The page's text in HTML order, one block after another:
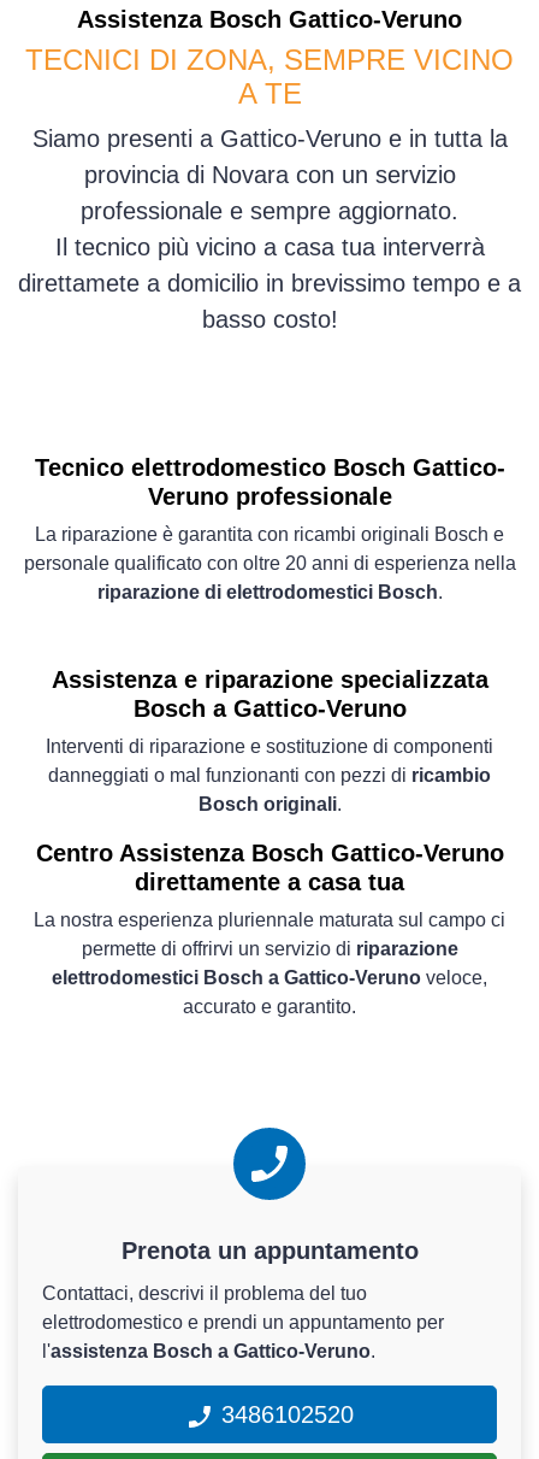
Assistenza Bosch Gattico-Veruno
TECNICI DI ZONA, SEMPRE VICINO
A TE
Siamo presenti a Gattico-Veruno e in tutta la
provincia di Novara con un servizio
professionale e sempre aggiornato.
Il tecnico più vicino a casa tua interverrà
direttamete a domicilio in brevissimo tempo e a
basso costo!
Tecnico elettrodomestico Bosch Gattico-
Veruno professionale
La riparazione è garantita con ricambi originali Bosch e
personale qualificato con oltre 20 anni di esperienza nella
riparazione di elettrodomestici Bosch.
Assistenza e riparazione specializzata
Bosch a Gattico-Veruno
Interventi di riparazione e sostituzione di componenti
danneggiati o mal funzionanti con pezzi di ricambio
Bosch originali.
Centro Assistenza Bosch Gattico-Veruno
direttamente a casa tua
La nostra esperienza pluriennale maturata sul campo ci
permette di offrirvi un servizio di riparazione
elettrodomestici Bosch a Gattico-Veruno veloce,
accurato e garantito.
Prenota un appuntamento
Contattaci, descrivi il problema del tuo
elettrodomestico e prendi un appuntamento per
l'assistenza Bosch a Gattico-Veruno.
3486102520